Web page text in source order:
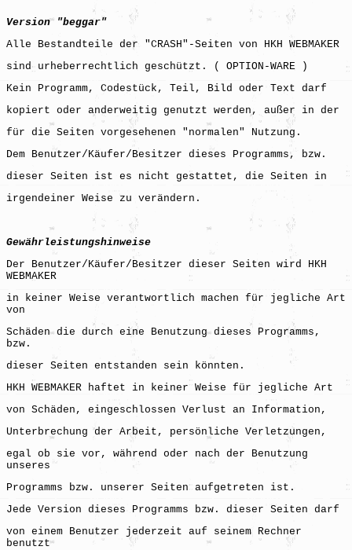
Version "beggar"
Alle Bestandteile der "CRASH"-Seiten von HKH WEBMAKER
sind urheberrechtlich geschützt. ( OPTION-WARE )
Kein Programm, Codestück, Teil, Bild oder Text darf
kopiert oder anderweitig genutzt werden, außer in der
für die Seiten vorgesehenen "normalen" Nutzung.
Dem Benutzer/Käufer/Besitzer dieses Programms, bzw.
dieser Seiten ist es nicht gestattet, die Seiten in
irgendeiner Weise zu verändern.
Gewährleistungshinweise
Der Benutzer/Käufer/Besitzer dieser Seiten wird HKH
WEBMAKER
in keiner Weise verantwortlich machen für jegliche Art
von
Schäden die durch eine Benutzung dieses Programms,
bzw.
dieser Seiten entstanden sein könnten.
HKH WEBMAKER haftet in keiner Weise für jegliche Art
von Schäden, eingeschlossen Verlust an Information,
Unterbrechung der Arbeit, persönliche Verletzungen,
egal ob sie vor, während oder nach der Benutzung
unseres
Programms bzw. unserer Seiten aufgetreten ist.
Jede Version dieses Programms bzw. dieser Seiten darf
von einem Benutzer jederzeit auf seinem Rechner
benutzt